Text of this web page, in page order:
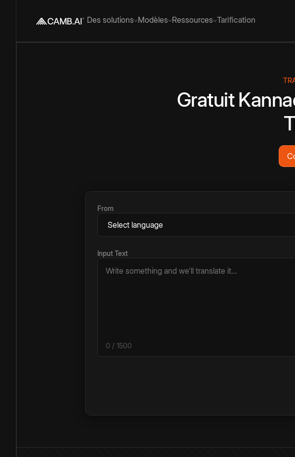
Des solutions Modèles Ressources Tarification
Gratuit
From
Input Text
0 / 1500